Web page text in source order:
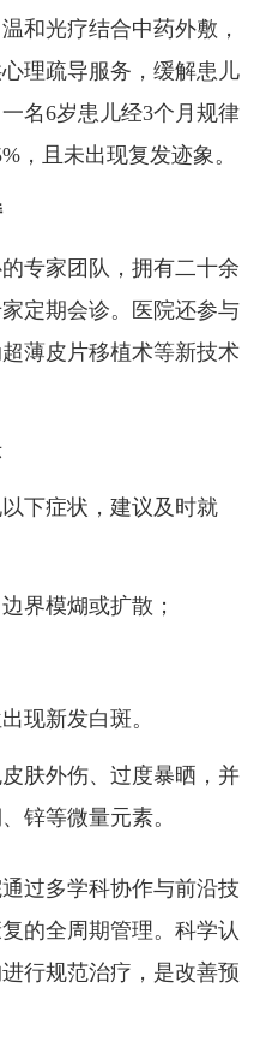
和光疗结合中药外敷，
理疏导服务，缓解患儿
名6岁患儿经3个月规律
，且未出现复发迹象。
家团队，拥有二十余
定期会诊。医院还参与
薄皮片移植术等新技术
下症状，建议及时就
模煳或扩散；
新发白斑。
外伤、过度暴晒，并
锌等微量元素。
多学科协作与前沿技
的全周期管理。科学认
行规范治疗，是改善预